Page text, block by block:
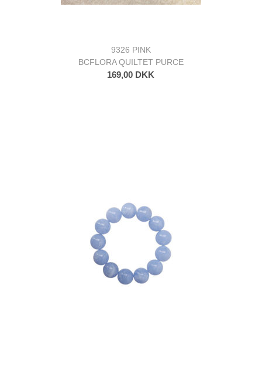
9326 PINK
BCFLORA QUILTET PURCE
169,00 DKK